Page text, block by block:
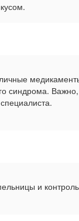
синдрома.
и